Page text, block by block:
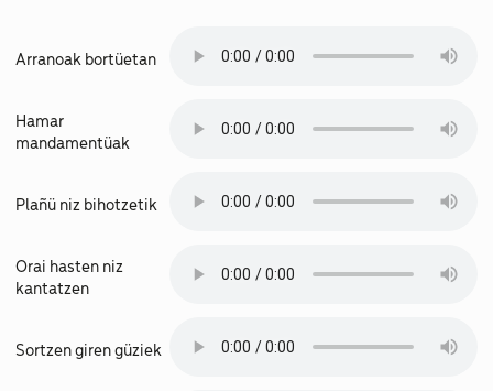
Arranoak bortüetan
Hamar
mandamentüak
Plañü niz bihotzetik
Orai hasten niz
kantatzen
Sortzen giren güziek